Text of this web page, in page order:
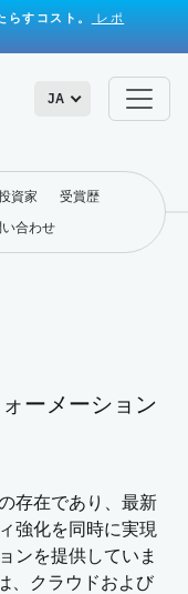
すコスト。
レポ
JA
資家
受賞歴
い合わせ
ーメーション
存在であり、最新
強化を同時に実現
ンを提供していま
、クラウドおよび